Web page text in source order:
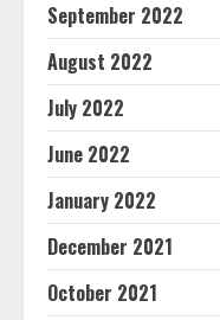
September 2022
August 2022
July 2022
June 2022
January 2022
December 2021
October 2021